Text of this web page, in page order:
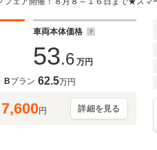
車両本体価格
53.6 万円
Bプラン 62.5万円
7,600円 詳細を見る